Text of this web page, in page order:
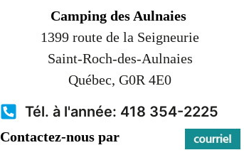
Camping des Aulnaies
1399 route de la Seigneurie
Saint-Roch-des-Aulnaies
Québec, G0R 4E0
Tél. à l'année: 418 354-2225
Contactez-nous par